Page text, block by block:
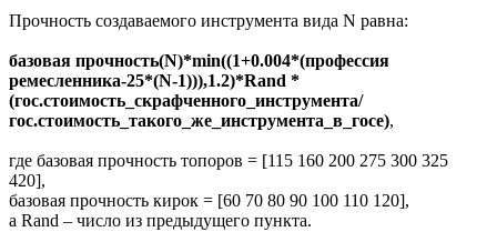
Прочность создаваемого инструмента вида N равна:
базовая прочность(N)*min((1+0.004*(профессия
ремесленника-25*(N-1))),1.2)*Rand *
(гос.стоимость_скрафченного_инструмента/
гос.стоимость_такого_же_инструмента_в_госе),
где базовая прочность топоров = [115 160 200 275 300 325
420],
базовая прочность кирок = [60 70 80 90 100 110 120],
а Rand – число из предыдущего пункта.